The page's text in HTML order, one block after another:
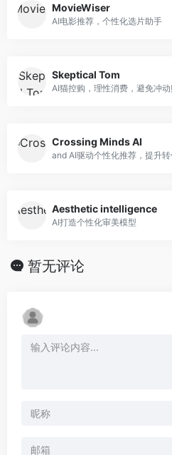
MovieWiser
AI电影推荐，个性化选片助手
Skeptical Tom
AI猫控购，理性消费，避免冲动
Crossing Minds AI
and AI驱动个性化推荐，提升
Aesthetic intelligence
AI打造个性化审美模型
暂无评论